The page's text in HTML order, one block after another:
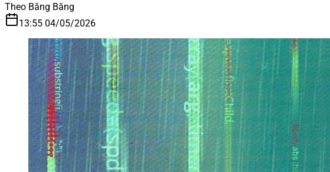
Theo Băng Băng
13:55 04/05/2026